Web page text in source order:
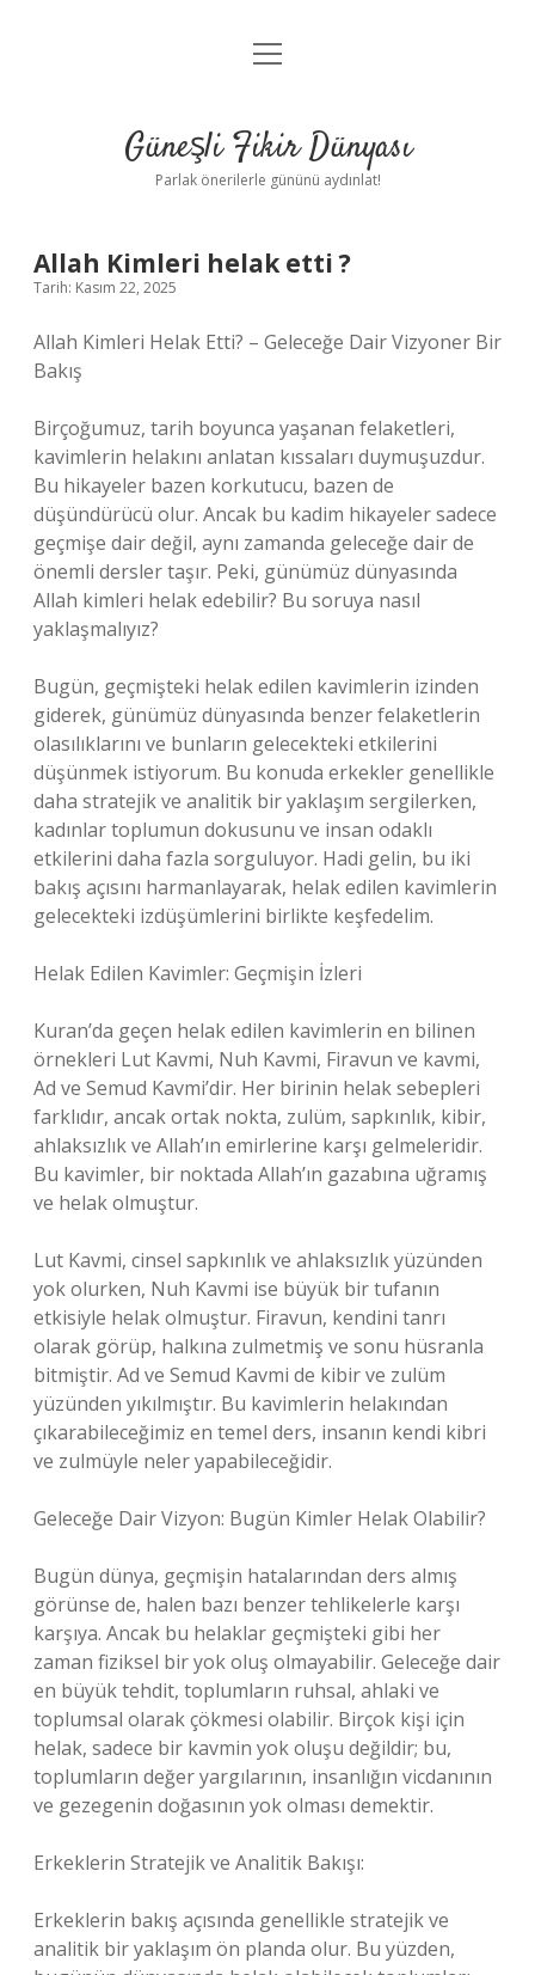
Anasayfa
Yasal Uyarı
menüyü
Güneşli Fikir Dünyası
Parlak önerilerle gününü aydınlat!
Allah Kimleri helak etti ?
Tarih: Kasım 22, 2025
Allah Kimleri Helak Etti? – Geleceğe Dair Vizyoner Bir
Bakış
Birçoğumuz, tarih boyunca yaşanan felaketleri,
kavimlerin helakını anlatan kıssaları duymuşuzdur.
Bu hikayeler bazen korkutucu, bazen de
düşündürücü olur. Ancak bu kadim hikayeler sadece
geçmişe dair değil, aynı zamanda geleceğe dair de
önemli dersler taşır. Peki, günümüz dünyasında
Allah kimleri helak edebilir? Bu soruya nasıl
yaklaşmalıyız?
Bugün, geçmişteki helak edilen kavimlerin izinden
giderek, günümüz dünyasında benzer felaketlerin
olasılıklarını ve bunların gelecekteki etkilerini
düşünmek istiyorum. Bu konuda erkekler genellikle
daha stratejik ve analitik bir yaklaşım sergilerken,
kadınlar toplumun dokusunu ve insan odaklı
etkilerini daha fazla sorguluyor. Hadi gelin, bu iki
bakış açısını harmanlayarak, helak edilen kavimlerin
gelecekteki izdüşümlerini birlikte keşfedelim.
Helak Edilen Kavimler: Geçmişin İzleri
Kuran’da geçen helak edilen kavimlerin en bilinen
örnekleri Lut Kavmi, Nuh Kavmi, Firavun ve kavmi,
Ad ve Semud Kavmi’dir. Her birinin helak sebepleri
farklıdır, ancak ortak nokta, zulüm, sapkınlık, kibir,
ahlaksızlık ve Allah’ın emirlerine karşı gelmeleridir.
Bu kavimler, bir noktada Allah’ın gazabına uğramış
ve helak olmuştur.
Lut Kavmi, cinsel sapkınlık ve ahlaksızlık yüzünden
yok olurken, Nuh Kavmi ise büyük bir tufanın
etkisiyle helak olmuştur. Firavun, kendini tanrı
olarak görüp, halkına zulmetmiş ve sonu hüsranla
bitmiştir. Ad ve Semud Kavmi de kibir ve zulüm
yüzünden yıkılmıştır. Bu kavimlerin helakından
çıkarabileceğimiz en temel ders, insanın kendi kibri
ve zulmüyle neler yapabileceğidir.
Geleceğe Dair Vizyon: Bugün Kimler Helak Olabilir?
Bugün dünya, geçmişin hatalarından ders almış
görünse de, halen bazı benzer tehlikelerle karşı
karşıya. Ancak bu helaklar geçmişteki gibi her
zaman fiziksel bir yok oluş olmayabilir. Geleceğe dair
en büyük tehdit, toplumların ruhsal, ahlaki ve
toplumsal olarak çökmesi olabilir. Birçok kişi için
helak, sadece bir kavmin yok oluşu değildir; bu,
toplumların değer yargılarının, insanlığın vicdanının
ve gezegenin doğasının yok olması demektir.
Erkeklerin Stratejik ve Analitik Bakışı:
Erkeklerin bakış açısında genellikle stratejik ve
analitik bir yaklaşım ön planda olur. Bu yüzden,